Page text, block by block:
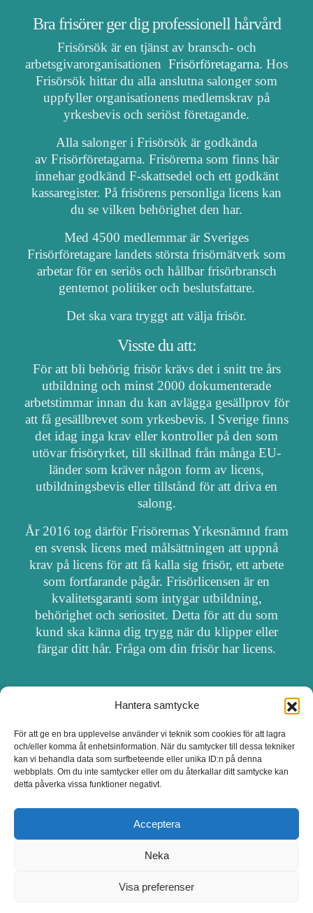
Hantera samtycke
För att ge en bra upplevelse använder vi teknik som cookies för att lagra
och/eller komma åt enhetsinformation. När du samtycker till dessa tekniker
kan vi behandla data som surfbeteende eller unika ID:n på denna
webbplats. Om du inte samtycker eller om du återkallar ditt samtycke kan
detta påverka vissa funktioner negativt.
Acceptera
Neka
Visa preferenser
Bra frisörer ger dig professionell hårvård
Frisörsök är en tjänst av bransch- och
arbetsgivarorganisationen Frisörföretagarna. Hos
Frisörsök hittar du alla anslutna salonger som
uppfyller organisationens medlemskrav på
yrkesbevis och seriöst företagande.
Alla salonger i Frisörsök är godkända
av Frisörföretagarna. Frisörerna som finns här
innehar godkänd F-skattsedel och ett godkänt
kassaregister. På frisörens personliga licens kan
du se vilken behörighet den har.
Med 4500 medlemmar är Sveriges
Frisörföretagare landets största frisörnätverk som
arbetar för en seriös och hållbar frisörbransch
gentemot politiker och beslutsfattare.
Det ska vara tryggt att välja frisör.
Visste du att:
För att bli behörig frisör krävs det i snitt tre års
utbildning och minst 2000 dokumenterade
arbetstimmar innan du kan avlägga gesällprov för
att få gesällbrevet som yrkesbevis. I Sverige finns
det idag inga krav eller kontroller på den som
utövar frisöryrket, till skillnad från många EU-
länder som kräver någon form av licens,
utbildningsbevis eller tillstånd för att driva en
salong.
År 2016 tog därför Frisörernas Yrkesnämnd fram
en svensk licens med målsättningen att uppnå
krav på licens för att få kalla sig frisör, ett arbete
som fortfarande pågår. Frisörlicensen är en
kvalitetsgaranti som intygar utbildning,
behörighet och seriositet. Detta för att du som
kund ska känna dig trygg när du klipper eller
färgar ditt hår. Fråga om din frisör har licens.
OM FRISÖRSÖK
UPPDATERA SALONG